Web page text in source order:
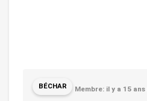
BÉCHAR Membre: il y a 15 ans